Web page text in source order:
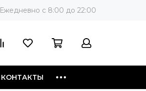
Ежедневно c 8:00 до 22:00
КОНТАКТЫ